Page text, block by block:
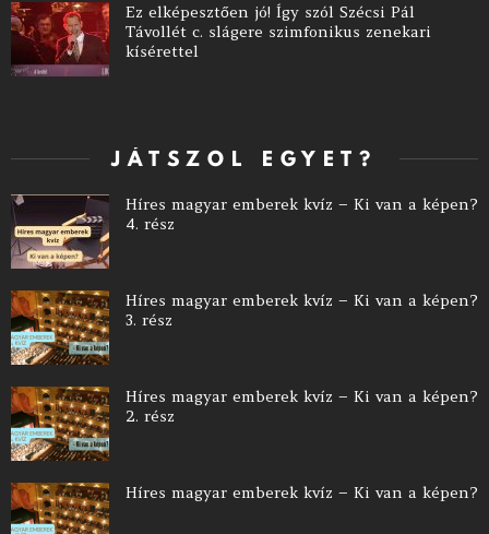
Ez elképesztően jó! Így szól Szécsi Pál
Távollét c. slágere szimfonikus zenekari
kísérettel
JÁTSZOL EGYET?
Híres magyar emberek kvíz – Ki van a képen?
4. rész
Híres magyar emberek kvíz – Ki van a képen?
3. rész
Híres magyar emberek kvíz – Ki van a képen?
2. rész
Híres magyar emberek kvíz – Ki van a képen?